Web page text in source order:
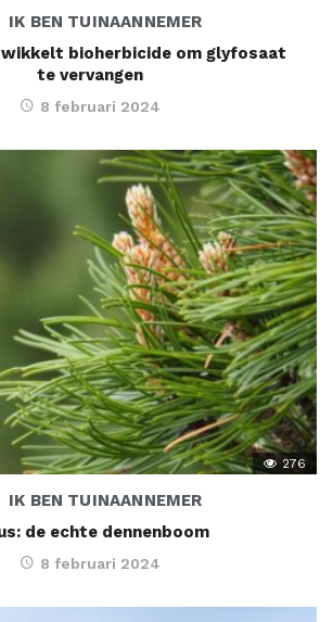
IK BEN TUINAANNEMER
bioherbicide om glyfosaat
te vervangen
8 februari 2024
276
IK BEN TUINAANNEMER
de echte dennenboom
8 februari 2024